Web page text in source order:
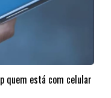
quem está com celular